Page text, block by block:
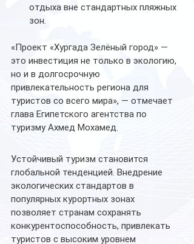
отдыха вне стандартных пляжных
зон.
«Проект «Хургада Зелёный город» —
это инвестиция не только в экологию,
но и в долгосрочную
привлекательность региона для
туристов со всего мира», — отмечает
глава Египетского агентства по
туризму Ахмед Мохамед.
Устойчивый туризм становится
глобальной тенденцией. Внедрение
экологических стандартов в
популярных курортных зонах
позволяет странам сохранять
конкурентоспособность, привлекать
туристов с высоким уровнем